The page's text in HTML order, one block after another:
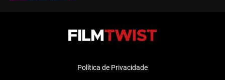
Política de Privacidade